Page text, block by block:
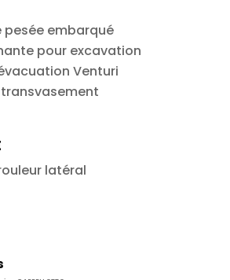
pesée embarqué
pour excavation
Venturi
latéral